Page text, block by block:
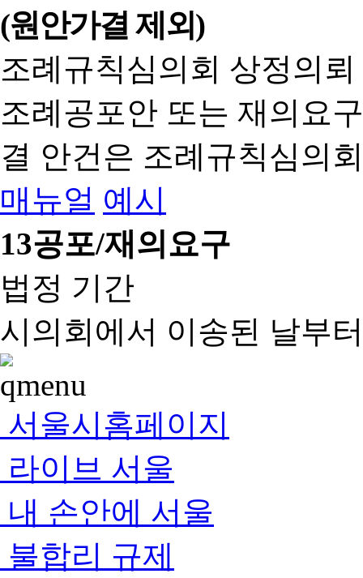
(원안가결 제외)
조례규칙심의회 상정의
조례공포안 또는 재의요
결 안건은 조례규칙심의
매뉴얼 예시
13공포/재의요구
법정 기간
시의회에서 이송된 날부
서울시홈페이지
라이브 서울
내 손안에 서울
불합리 규제